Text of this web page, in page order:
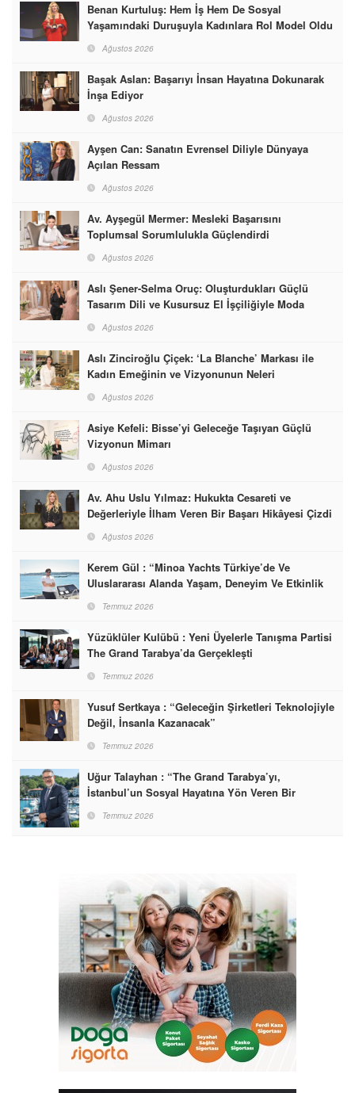
Benan Kurtuluş: Hem İş Hem De Sosyal
Yaşamındaki Duruşuyla Kadınlara Rol Model Oldu
Ağustos 2026
Başak Aslan: Başarıyı İnsan Hayatına Dokunarak
İnşa Ediyor
Ağustos 2026
Ayşen Can: Sanatın Evrensel Diliyle Dünyaya
Açılan Ressam
Ağustos 2026
Av. Ayşegül Mermer: Mesleki Başarısını
Toplumsal Sorumlulukla Güçlendirdi
Ağustos 2026
Aslı Şener-Selma Oruç: Oluşturdukları Güçlü
Tasarım Dili ve Kusursuz El İşçiliğiyle Moda
Dünyasına İmzalarını Attılar
Ağustos 2026
Aslı Zinciroğlu Çiçek: ‘La Blanche’ Markası ile
Kadın Emeğinin ve Vizyonunun Neleri
Başarabileceğinin En Güzel Örneğini Sunuyor
Ağustos 2026
Asiye Kefeli: Bisse’yi Geleceğe Taşıyan Güçlü
Vizyonun Mimarı
Ağustos 2026
Av. Ahu Uslu Yılmaz: Hukukta Cesareti ve
Değerleriyle İlham Veren Bir Başarı Hikâyesi Çizdi
Ağustos 2026
Kerem Gül : “Minoa Yachts Türkiye’de Ve
Uluslararası Alanda Yaşam, Deneyim Ve Etkinlik
Markası Olacak”
Temmuz 2026
Yüzüklüler Kulübü : Yeni Üyelerle Tanışma Partisi
The Grand Tarabya’da Gerçekleşti
Temmuz 2026
Yusuf Sertkaya : “Geleceğin Şirketleri Teknolojiyle
Değil, İnsanla Kazanacak”
Temmuz 2026
Uğur Talayhan : “The Grand Tarabya’yı,
İstanbul’un Sosyal Hayatına Yön Veren Bir
Destinasyon Haline Getirmeyi Hedefliyorum”
Temmuz 2026